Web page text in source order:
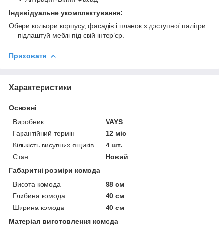
Індивідуальне укомплектування:
Обери кольори корпусу, фасадів і планок з доступної палітри
— підлаштуй меблі під свій інтер’єр.
Приховати
Характеристики
Основні
Виробник
VAYS
Гарантійний термін
12 міс
Кількість висувних ящиків
4 шт.
Стан
Новий
Габаритні розміри комода
Висота комода
98 см
Глибина комода
40 см
Ширина комода
40 см
Матеріал виготовлення комода